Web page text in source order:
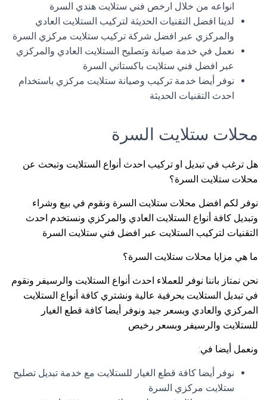
انواعه من خلال ارخص فني ستلايت هندي السرة
لدينا افضل التقنيات الحديثة لتركيب الستلايت العادي
والمركزي عبر افضل شركة تركيب ستلايت مركزي السرة
نعمل في خدمة صيانة وتصليح الستلايت العادي والمركزي
عبر افضل فني ستلايت باكستاني السرة
نوفر أيضا خدمة تركيب وصيانة ستلايت مركزي باستخدام
احدث التقنيات الحديثة
محلات ستلايت السرة
هل ترغب في تبديل او تركيب احدث أنواع الستلايت وتبحث عن
محلات ستلايت السرة؟
نوفر لكم افضل محلات ستلايت السرة ونقوم في بيع وشراء
وتبديل كافة أنواع الستلايت العادي والمركزي ونستخدم احدث
التقنيات لتركيب الستلايت عبر افضل فني ستلايت السرة
ما هي مزايا محلات ستلايت السرة؟
نحن نمتاز باننا نوفر للعملاء احدث أنواع الستلايت والرسيفر ونقوم
في تبديل الستلايت بحرفية عالية ونشتري كافة أنواع الستلايت
المركزي والعادي وبسعر جيد ونوفر أيضا كافة قطع الغيار
للستلايت والرسيفر وبسعر رخيص
ونعمل أيضا في:
نوفر أيضا كافة قطع الغيار للستلايت مع خدمة تبديل تصليح
ستلايت مركزي السرة